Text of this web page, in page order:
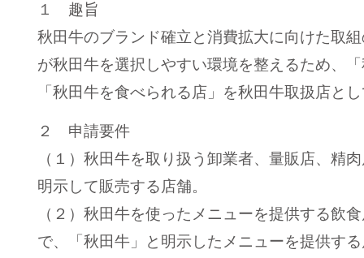
１ 趣旨
秋田牛のブランド確立と消費拡大に向けた取
が秋田牛を選択しやすい環境を整えるため、
「秋田牛を食べられる店」を秋田牛取扱店と
２ 申請要件
（１）秋田牛を取り扱う卸業者、量販店、精
明示して販売する店舗。
（２）秋田牛を使ったメニューを提供する飲
で、「秋田牛」と明示したメニューを提供す